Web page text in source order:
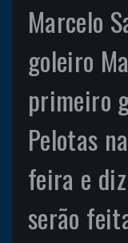
Marcelo
goleiro
primeiro
Pelotas
feira e
serão